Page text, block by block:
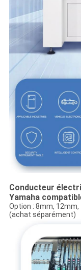
Conducteur
Yamaha
Option : 8mm,
(achat séparément)